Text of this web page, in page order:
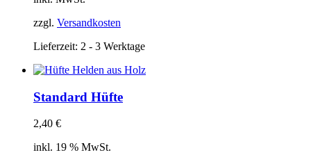
zzgl. Versandkosten
Lieferzeit: 2 - 3 Werktage
Standard Hüfte
2,40 €
inkl. 19 % MwSt.